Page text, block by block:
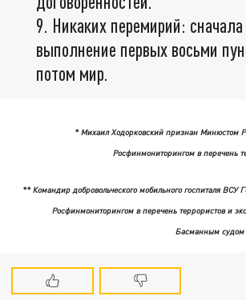
9. Никаких перемирий: сначала
выполнение первых восьми
потом мир.
* Михаил Ходорковский признан Минюстом
Росфинмониторингом в перечень
** Командир добровольческогомобильного госпиталяВСУ
Росфинмониторингом в перечень террористов и
Басманным судом